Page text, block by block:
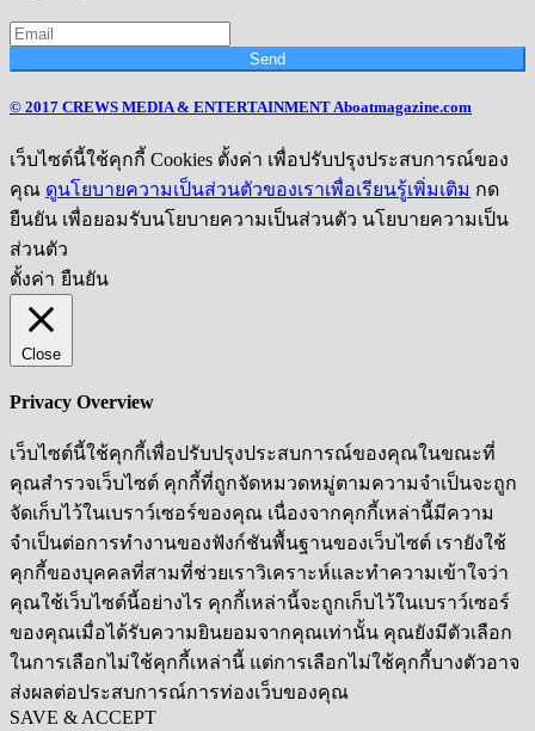
Send
© 2017 CREWS MEDIA & ENTERTAINMENT Aboatmagazine.com
เว็บไซต์นี้ใช้คุกกี้ Cookies ตั้งค่า เพื่อปรับปรุงประสบการณ์ของ
คุณ ดูนโยบายความเป็นส่วนตัวของเราเพื่อเรียนรู้เพิ่มเติม กด
ยืนยัน เพื่อยอมรับนโยบายความเป็นส่วนตัว นโยบายความเป็น
ส่วนตัว
ตั้งค่า ยืนยัน
Close
Privacy Overview
เว็บไซต์นี้ใช้คุกกี้เพื่อปรับปรุงประสบการณ์ของคุณในขณะที่
คุณสำรวจเว็บไซต์ คุกกี้ที่ถูกจัดหมวดหมู่ตามความจำเป็นจะถูก
จัดเก็บไว้ในเบราว์เซอร์ของคุณ เนื่องจากคุกกี้เหล่านี้มีความ
จำเป็นต่อการทำงานของฟังก์ชันพื้นฐานของเว็บไซต์ เรายังใช้
คุกกี้ของบุคคลที่สามที่ช่วยเราวิเคราะห์และทำความเข้าใจว่า
คุณใช้เว็บไซต์นี้อย่างไร คุกกี้เหล่านี้จะถูกเก็บไว้ในเบราว์เซอร์
ของคุณเมื่อได้รับความยินยอมจากคุณเท่านั้น คุณยังมีตัวเลือก
ในการเลือกไม่ใช้คุกกี้เหล่านี้ แต่การเลือกไม่ใช้คุกกี้บางตัวอาจ
ส่งผลต่อประสบการณ์การท่องเว็บของคุณ
SAVE & ACCEPT